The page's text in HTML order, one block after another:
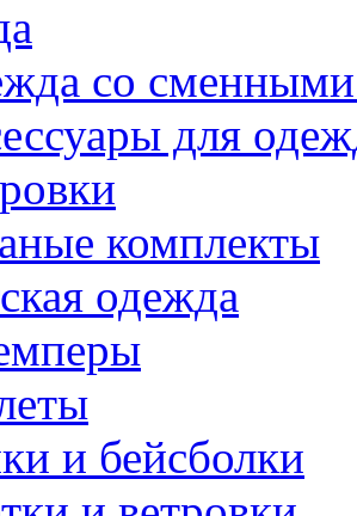
со сменными
для
комплекты
одежда
и бейсболки